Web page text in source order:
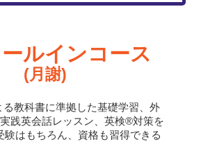
ルインコース
(月謝)
る教科書に準拠した基礎学習、外
践英会話レッスン、英検®対策を
験はもちろん、資格も習得できる